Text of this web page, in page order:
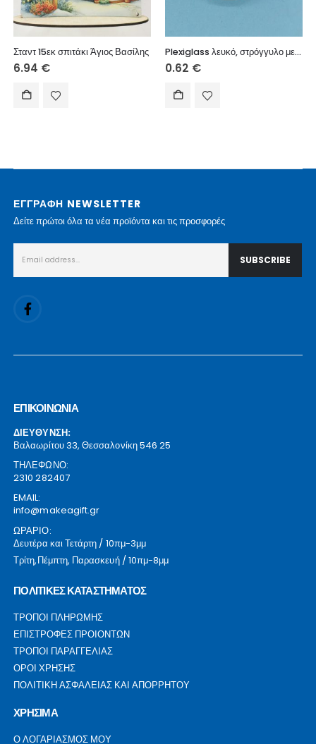
Σταντ 15εκ σπιτάκι Άγιος Βασίλης
6.94 €
Plexiglass λευκό, στρόγγυλο με ευχές, 2,5 εκ.
0.62 €
ΕΓΓΡΑΦΗ NEWSLETTER
Δείτε πρώτοι όλα τα νέα προϊόντα και τις προσφορές
ΕΠΙΚΟΙΝΩΝΙΑ
ΔΙΕΥΘΥΝΣΗ:
Βαλαωρίτου 33, Θεσσαλονίκη 546 25
ΤΗΛΕΦΩΝΟ:
2310 282407
EMAIL:
info@makeagift.gr
ΩΡΑΡΙΟ:
Δευτέρα και Τετάρτη / 10πμ-3μμ
Τρίτη,Πέμπτη, Παρασκευή / 10πμ-8μμ
ΠΟΛΙΤΙΚΕΣ ΚΑΤΑΣΤΗΜΑΤΟΣ
ΤΡΟΠΟΙ ΠΛΗΡΩΜΗΣ
ΕΠΙΣΤΡΟΦΕΣ ΠΡΟΙΟΝΤΩΝ
ΤΡΟΠΟΙ ΠΑΡΑΓΓΕΛΙΑΣ
ΟΡΟΙ ΧΡΗΣΗΣ
ΠΟΛΙΤΙΚΗ ΑΣΦΑΛΕΙΑΣ ΚΑΙ ΑΠΟΡΡΗΤΟΥ
ΧΡΗΣΙΜΑ
Ο ΛΟΓΑΡΙΑΣΜΟΣ ΜΟΥ